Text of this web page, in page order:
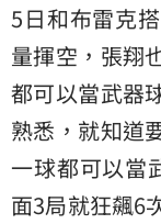
5日和布雷克
量揮空，張翔
都可以當武器
熟悉，就知道
一球都可以當
面3局就狂飆6